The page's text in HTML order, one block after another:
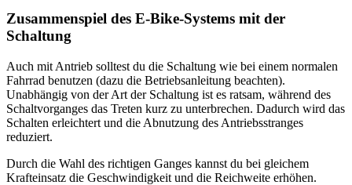
Zusammenspiel des E-Bike-Systems mit der
Schaltung
Auch mit Antrieb solltest du die Schaltung wie bei einem normalen
Fahrrad benutzen (dazu die Betriebsanleitung beachten).
Unabhängig von der Art der Schaltung ist es ratsam, während des
Schaltvorganges das Treten kurz zu unterbrechen. Dadurch wird das
Schalten erleichtert und die Abnutzung des Antriebsstranges
reduziert.
Durch die Wahl des richtigen Ganges kannst du bei gleichem
Krafteinsatz die Geschwindigkeit und die Reichweite erhöhen.